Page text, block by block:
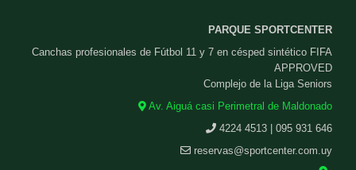
PARQUE SPORTCENTER
Canchas profesionales de Fútbol 11 y 7 en césped sintético FIFA
APPROVED
Complejo de la Liga Seniors
Av. Aiguá casi Perimetral de Maldonado
4224 4513 | 095 931 646
reservas@sportcenter.com.uy